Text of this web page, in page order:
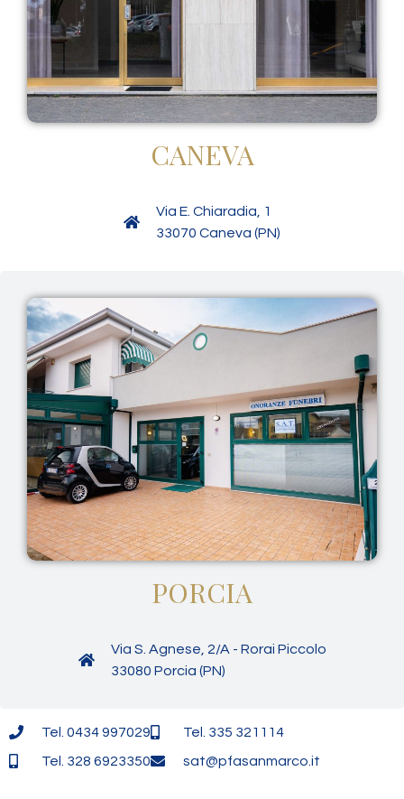
CANEVA
Via E. Chiaradia, 1
33070 Caneva (PN)
PORCIA
Via S. Agnese, 2/A - Rorai Piccolo
33080 Porcia (PN)
Tel. 0434 997029
Tel. 335 321114
Tel. 328 6923350
sat@pfasanmarco.it